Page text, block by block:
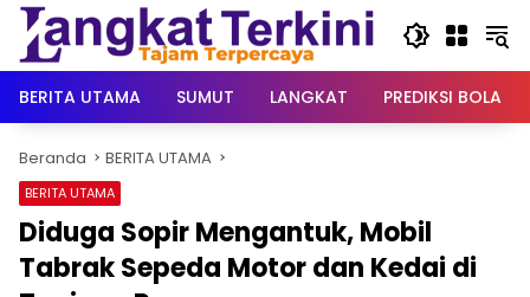
Langsung
konten
BERITA UTAMA
SUMUT LANGKAT PREDIKSI BOLA
Beranda BERITA UTAMA
BERITA UTAMA
Diduga Sopir Mengantuk, Mobil
Tabrak Sepeda Motor dan Kedai di